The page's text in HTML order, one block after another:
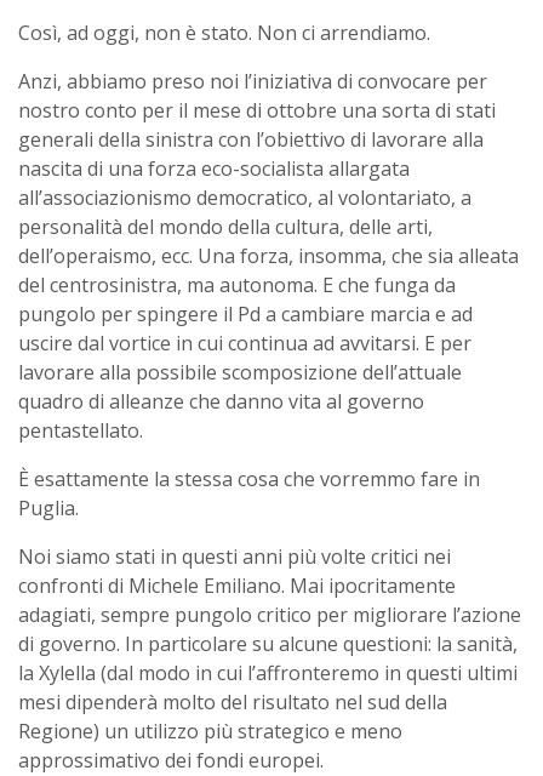
Così, ad oggi, non è stato. Non ci arrendiamo.
Anzi, abbiamo preso noi l’iniziativa di convocare per
nostro conto per il mese di ottobre una sorta di stati
generali della sinistra con l’obiettivo di lavorare alla
nascita di una forza eco-socialista allargata
all’associazionismo democratico, al volontariato, a
personalità del mondo della cultura, delle arti,
dell’operaismo, ecc. Una forza, insomma, che sia alleata
del centrosinistra, ma autonoma. E che funga da
pungolo per spingere il Pd a cambiare marcia e ad
uscire dal vortice in cui continua ad avvitarsi. E per
lavorare alla possibile scomposizione dell’attuale
quadro di alleanze che danno vita al governo
pentastellato.
È esattamente la stessa cosa che vorremmo fare in
Puglia.
Noi siamo stati in questi anni più volte critici nei
confronti di Michele Emiliano. Mai ipocritamente
adagiati, sempre pungolo critico per migliorare l’azione
di governo. In particolare su alcune questioni: la sanità,
la Xylella (dal modo in cui l’affronteremo in questi ultimi
mesi dipenderà molto del risultato nel sud della
Regione) un utilizzo più strategico e meno
approssimativo dei fondi europei.